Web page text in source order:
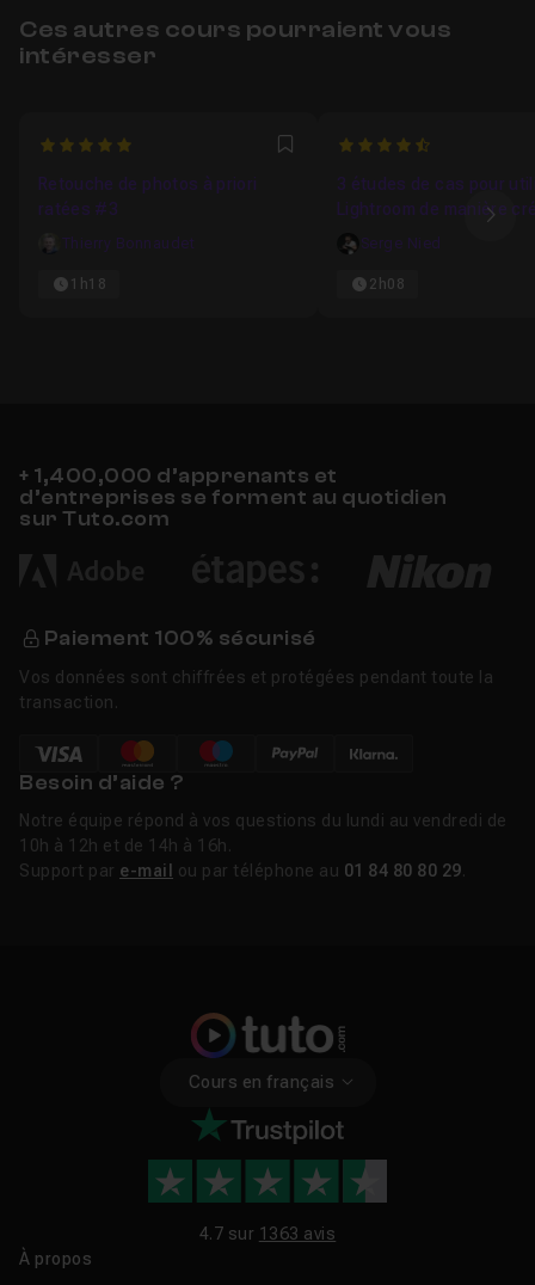
Ces autres cours pourraient vous
intéresser
5 Favori
Retouche de photos à priori
ratées #3
Thierry Bonnaudet
1h18
4.3
3 études de cas pour
Lightroom de manière
Serge Nied
2h08
+ 1,400,000 d’apprenants et
d’entreprises se forment au quotidien
sur Tuto.com
Paiement 100% sécurisé
Vos données sont chiffrées et protégées pendant toute la
transaction.
Besoin d’aide ?
Notre équipe répond à vos questions du lundi au vendredi de
10h à 12h et de 14h à 16h.
Support par e-mail ou par téléphone au 01 84 80 80 29
Cours en français
4.7 sur 1363 avis
À propos